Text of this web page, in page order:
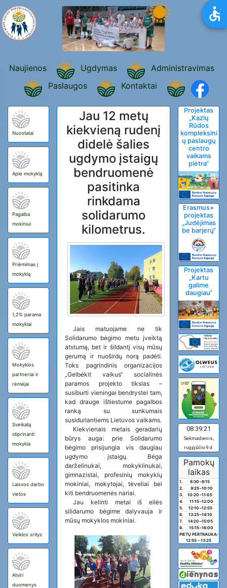
Naujienos Ugdymas
Administravimas
Paslaugos
Kontaktai
Nuostatai
Apie mokyklą
Pagalba
mokiniui
Priėmimas į
mokyklą
1,2% parama
mokyklai
Mokyklos
partneriai ir
rėmėjai
Sveikatą
stiprinanti
mokykla
Laisvos darbo
vietos
Veiklos sritys
Atviri
duomenys
Jau 12 metų
kiekvieną rudenį
didelė šalies
ugdymo įstaigų
bendruomenė
pasitinka
rinkdama
solidarumo
kilometrus.
Jais matuojame ne tik
Solidarumo bėgimo metu įveiktą
atstumą, bet ir šildantį visų mūsų
gerumą ir nuoširdų norą padėti.
Toks pagrindinis organizacijos
„Gelbėkit vaikus“ socialinės
paramos projekto tikslas –
susiburti vieningai bendrystei tam,
kad drauge ištiestume pagalbos
ranką su sunkumais
susiduriantiems Lietuvos vaikams.
Kiekvienais metais geradarių
būrys auga: prie Solidarumo
bėgimo prisijungia vis daugiau
ugdymo įstaigų. Bėga
darželinukai, mokyklinukai,
gimnazistai, profesinių mokyklų
mokiniai, mokytojai, tėveliai bei
kiti bendruomenės nariai.
Jau kelinti metai iš eilės
silidarumo bėgime dalyvauja ir
mūsų mokyklos mokiniai.
Projektas
„Kazlų
Rūdos
kompleksini
ų paslaugų
centro
vaikams
plėtra“
Erasmus+
projektas
„Judėjimas
be barjerų“
Projektas
„Kartu
galime
daugiau“
08:39:22
Sekmadienis,
rugpjūčio 9 d.
Pamokų
laikas
1. 8:30 –9:15
2.
9:25–10:10
3.
10:20 –11:05
4.
11:15–12:00
5.
12:10 –12:55
6.
13:25–14:10
7.
14:20 –15:05
8.
15:15–16:00
PIETŲ PERTRAUKA:
12:55 – 13:25